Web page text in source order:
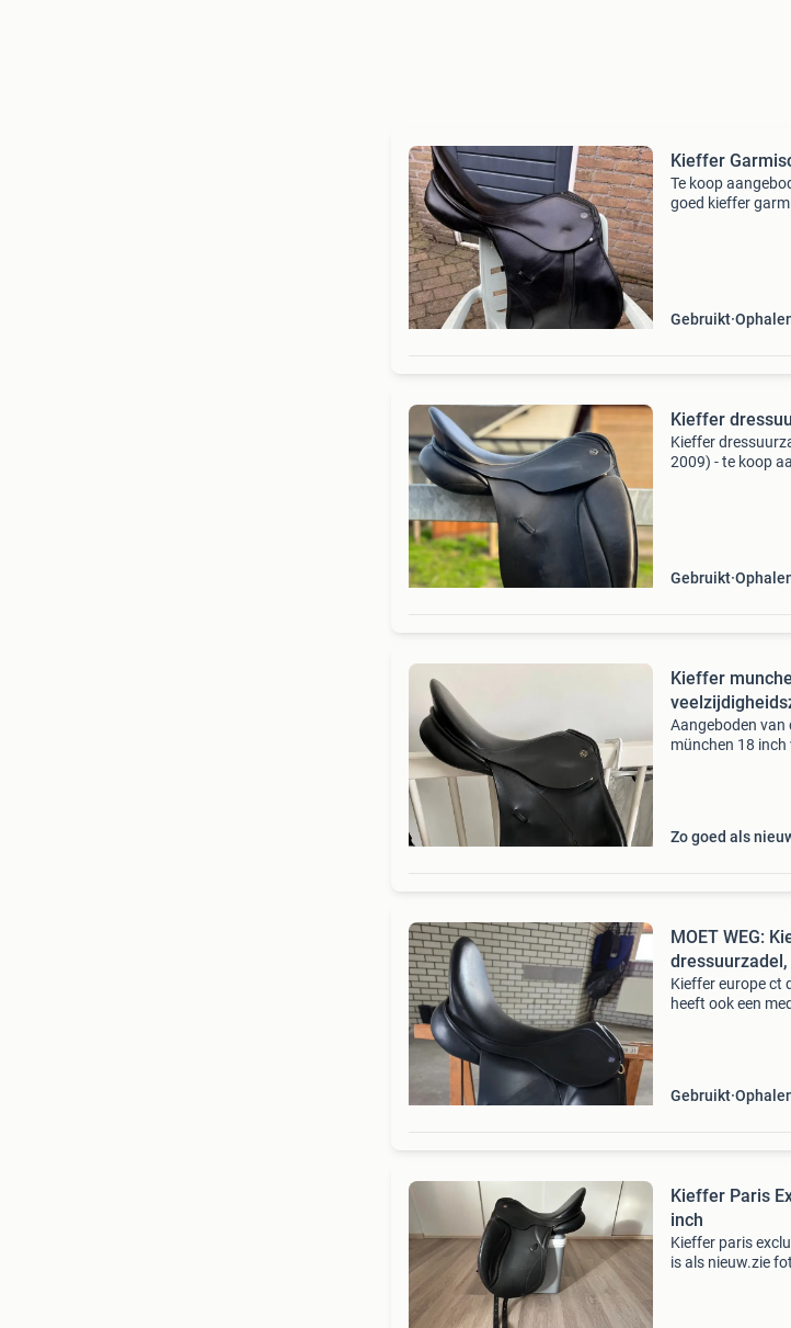
Kieffer
Te koop
goed kieffer
Gebruikt
Kieffer
Kieffer
2009) - te koop
Gebruikt
Kieffer
Aangeboden van
münchen 18 inch
Zo goed als
MOET WEG:
Kieffer europe ct
heeft ook een
Gebruikt
Kieffer Paris
inch
Kieffer paris
is als nieuw.zie